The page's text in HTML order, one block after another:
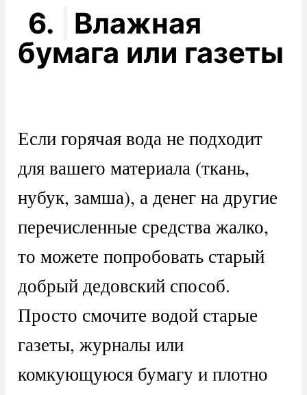
6.
Влажная
бумага или газеты
Если горячая вода не подходит
для вашего материала (ткань,
нубук, замша), а денег на другие
перечисленные средства жалко,
то можете попробовать старый
добрый дедовский способ.
Просто смочите водой старые
газеты, журналы или
комкующуюся бумагу и плотно